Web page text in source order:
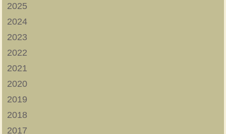
2025
2024
2023
2022
2021
2020
2019
2018
2017